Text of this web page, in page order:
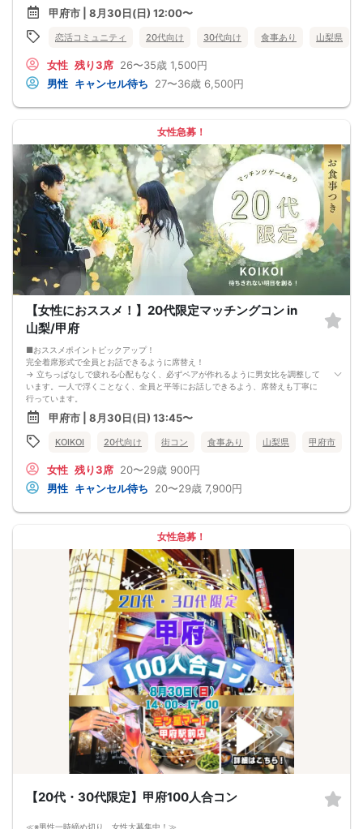
す。ご注意ください。
「将来を考えられる相手と出会いたい」
そんな方におすすめの《大卒（県内もOK）or短大卒or院卒etc..男性to婚活》です
(^^)
🌿 大卒・短大卒・院卒などの男性と出会いたい方におすすめ！
した企画です。価値観や将来の考え方を大切にしたい方にも参加しやすい内容で
す。
💐 20代後半30代中心で、話題が合いやすい！
🤝 グループトークと個別トークで自然に交流！
前半はグループで雰囲気に慣れながら交流し、後半は個別トークでじっくりお話
しできます。にぎやかすぎず、かしこまりすぎない流れで、お相手の人柄を知り
やすいイベントです。
🌼 【本イベントの3つのおすすめポイント】
・大卒（県内もOK）・短大卒・院卒などの男性と出会いたい方におすすめ！
・20代後半30代中心で、同年代に近い方と話しやすい
・グループトークと個別トークの両方で自然に交流できる！
📋 【イベント概要】
所要時間： 約2時間15分
進行形式： グループトーク ＋ 個別トーク
ご飲食： あり（お食事付き）
対象： 男性27～36歳、女性26～35歳くらいの独身男女
最少催行人数： 男女各5対5から開催
⚠️ 注意事項【キャンセルポリシー】
開催前日までに最小催行人数（5対5）に満たない場合は中止となります。不催行
の際は前日までにご連絡いたします（急なキャンセルによる不催行時も都度ご連
絡します）。
3日前より発生するキャンセル料については、運営上キャンセル料（活動費）が発
生することがございます。（一般参加費100％）
一度お申し込みをされたパーティーをキャンセルする場合：オミカレのシステム
上「キャンセル処理料（2,000円）」が発生します。
の回数≫に応じてキャンセル処理費が発生いたします。
頂きます）
Ｃからの受信拒否設定やセキュリティレベルなど）は必ず再度問い合わせをする
ようにお願いいたします。
メールの確認ミスによるキャンセルはキャンセル料発生対象となってしまいま
甲府市 | 8月30日(日) 12:00〜
恋活コミュニティ 20代向け 30代向け 食事あり 山梨県
女性 残り3席 26〜35歳 1,500円
男性 キャンセル待ち 27〜36歳 6,500円
女性急募！
【女性におススメ！】20代限定マッチングコン in
山梨/甲府
■おススメポイントピックアップ！
完全着席形式で全員とお話できるように席替え！
→ 立ちっぱなしで疲れる心配もなく、必ずペアが作れるように男女比を調整して
います。一人で浮くことなく、全員と平等にお話しできるよう、席替えも丁寧に
行っています。
会話を盛り上げるプロフィールシート！
→ 趣味や好みからスムーズに会話がスタート！「何を話そう…」と悩むことな
く、共通の話題で盛り上がれます。
自然なつながりをサポートするマッチングゲーム開催！
返却されるので安心です。
■最少催行人数
男女2対2
4品以上のコース料理＋アルコール含む飲み放題付き！
→ お酒が飲めない方にはソフトドリンクも豊富にご用意しています！
甲府市 | 8月30日(日) 13:45〜
KOIKOI 20代向け 街コン 食事あり 山梨県 甲府市
女性 残り3席 20〜29歳 900円
男性 キャンセル待ち 20〜29歳 7,900円
女性急募！
【20代・30代限定】甲府100人合コン
≪※男性一時締め切り、女性大募集中！≫